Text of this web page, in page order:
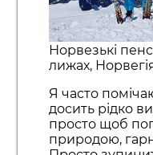
Норвезькі
лижах,
Я часто
досить рідко
просто щоб
природою,